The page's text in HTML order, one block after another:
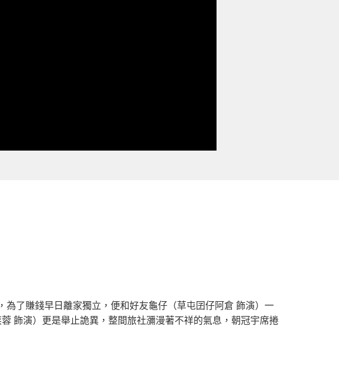
了賺錢早日離家獨立，便和好友龜仔（草屯囝仔阿倉 飾演）一
飾演）更是舉止詭異，整間旅社瀰漫著不祥的氣息，朝冠宇席捲